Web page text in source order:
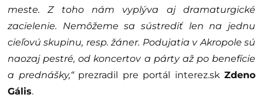
meste. Z toho nám vyplýva aj dramaturgické
zacielenie. Nemôžeme sa sústrediť len na jednu
cieľovú skupinu, resp. žáner. Podujatia v Akropole sú
naozaj pestré, od koncertov a párty až po benefície
a prednášky,“ prezradil pre portál interez.sk Zdeno
Gális.